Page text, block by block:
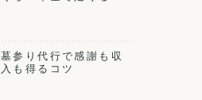
墓参り代行で感謝も収
入も得るコツ